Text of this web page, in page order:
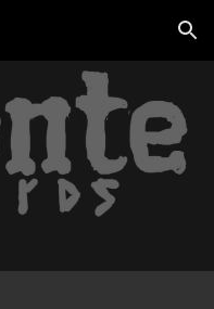
Skip to navigation